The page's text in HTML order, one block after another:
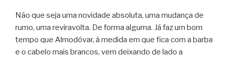
Não que seja uma novidade absoluta, uma mudança de
rumo, uma reviravolta. De forma alguma. Já faz um bom
tempo que Almodóvar, à medida em que fica com a barba
e o cabelo mais brancos, vem deixando de lado a